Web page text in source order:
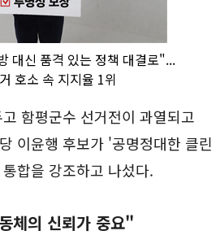
대신 품격 있는 정책 대결로"...
호소 속 지지율 1위
함평군수 선거전이 과열되고
이윤행 후보가 '공명정대한 클린
합을 강조하고 나섰다.
체의 신뢰가 중요"